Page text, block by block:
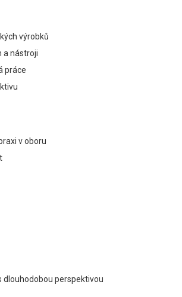
výrobků
a nástroji
práce
v oboru
perspektivou